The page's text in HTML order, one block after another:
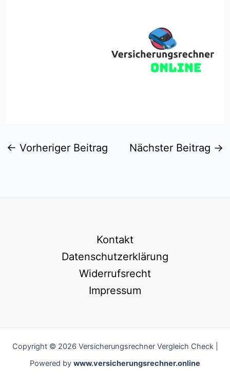
← Vorheriger Beitrag Nächster Beitrag →
Kontakt
Datenschutzerklärung
Widerrufsrecht
Impressum
Copyright © 2026 Versicherungsrechner Vergleich Check |
Powered by www.versicherungsrechner.online